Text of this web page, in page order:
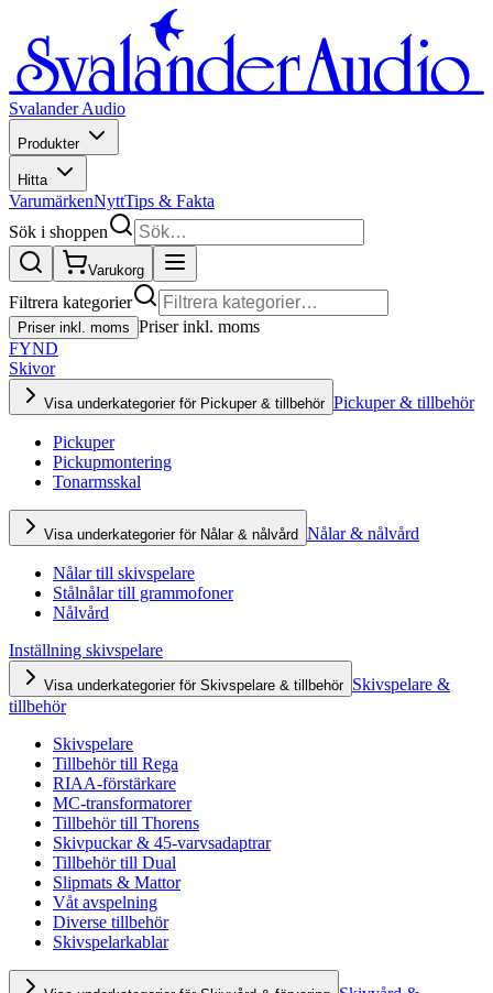
Svalander Audio
Produkter
Hitta
VarumärkenNyttTips & Fakta
Sök i shoppen
Varukorg
Filtrera kategorier
Priser inkl. moms Priser inkl. moms
FYND
Skivor
Visa underkategorier för Pickuper & tillbehör Pickuper & tillbehör
Pickuper
Pickupmontering
Tonarmsskal
Visa underkategorier för Nålar & nålvård Nålar & nålvård
Nålar till skivspelare
Stålnålar till grammofoner
Nålvård
Inställning skivspelare
Visa underkategorier för Skivspelare & tillbehör Skivspelare &
tillbehör
Skivspelare
Tillbehör till Rega
RIAA-förstärkare
MC-transformatorer
Tillbehör till Thorens
Skivpuckar & 45-varvsadaptrar
Tillbehör till Dual
Slipmats & Mattor
Våt avspelning
Diverse tillbehör
Skivspelarkablar